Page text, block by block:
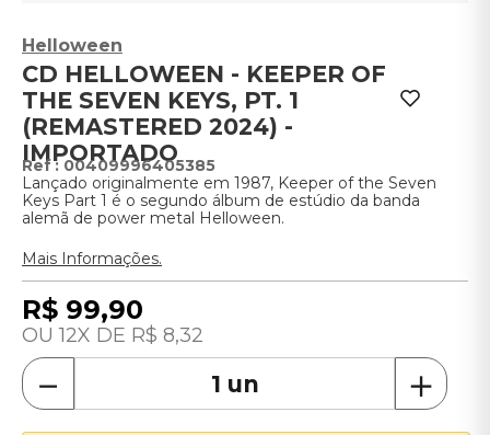
Helloween
CD HELLOWEEN - KEEPER OF
THE SEVEN KEYS, PT. 1
(REMASTERED 2024) -
IMPORTADO
: 00409996405385
Lançado originalmente em 1987, Keeper of the Seven
Keys Part 1 é o segundo álbum de estúdio da banda
alemã de power metal Helloween.
Mais Informações.
R$ 99,90
12 R$ 8,32
＋
－